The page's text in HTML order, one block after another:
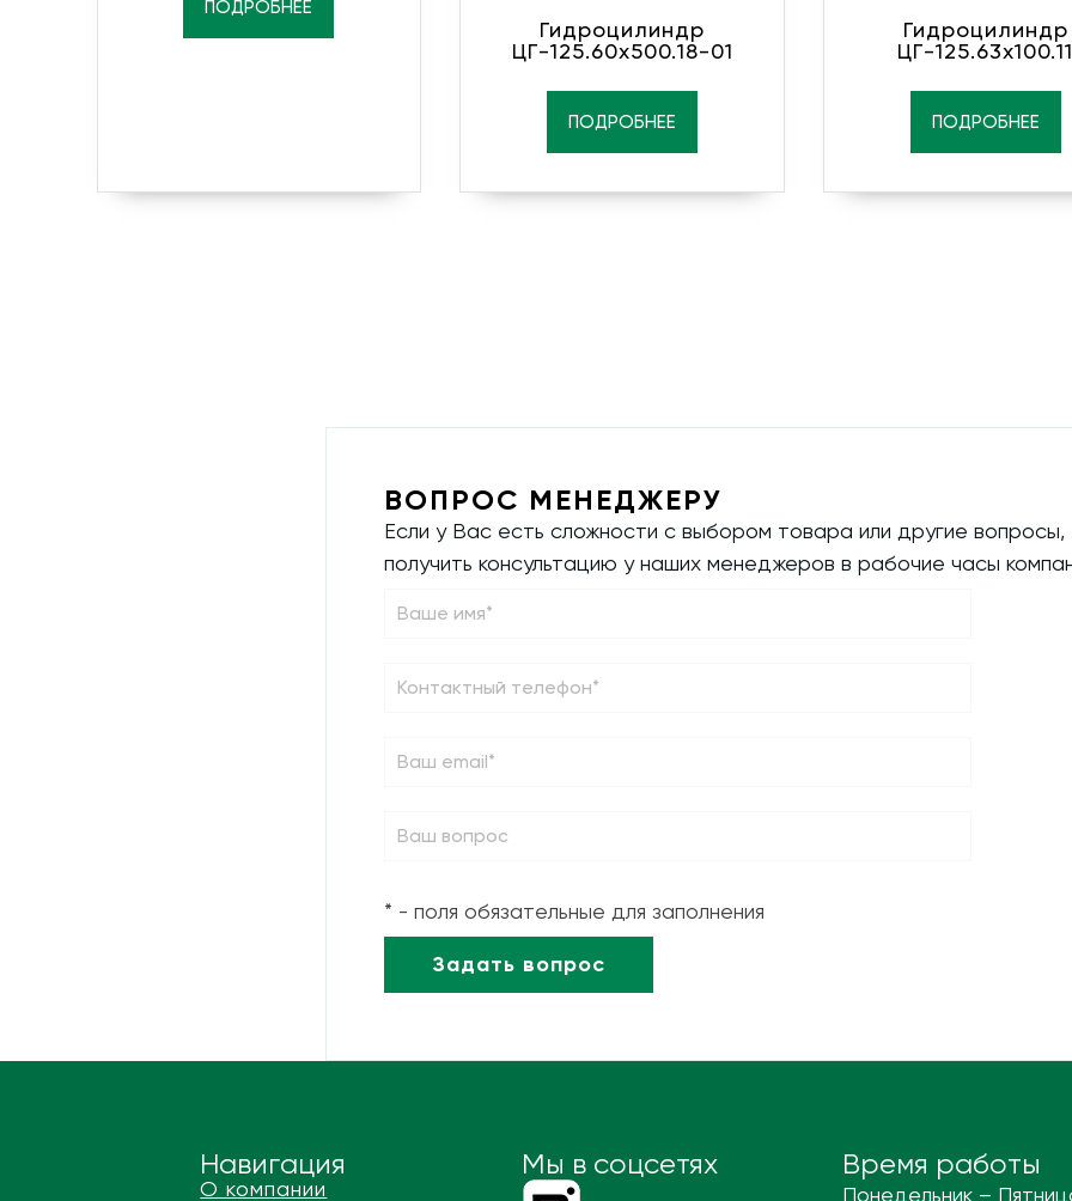
ПОДРОБНЕЕ
Гидроцилиндр
ЦГ-125.60х500.18-01
ПОДРОБНЕЕ
Гидроцилиндр
ЦГ-125.63х100.11
ПОДРОБНЕЕ
ВОПРОС МЕНЕДЖЕРУ
Если у Вас есть сложности с выбором товара или другие
получить консультацию у наших менеджеров в рабочие часы
* - поля обязательные для заполнения
Навигация
О компании
Мы в соцсетях Время работы
Понедельник –